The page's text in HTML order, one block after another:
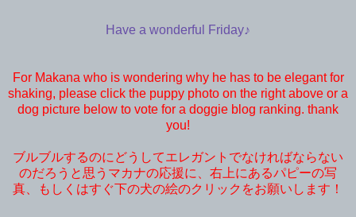
Have a wonderful Friday♪
For Makana who is wondering why he has to be elegant for
shaking, please click the puppy photo on the right above or a
dog picture below to vote for a doggie blog ranking. thank
you!
ブルブルするのにどうしてエレガントでなければならない
のだろうと思うマカナの応援に、右上にあるパピーの写
真、もしくはすぐ下の犬の絵のクリックをお願いします！